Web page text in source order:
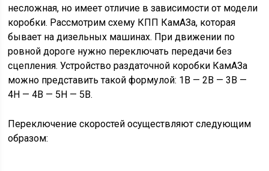
несложная, но имеет отличие в зависимости от модели
коробки. Рассмотрим схему КПП КамАЗа, которая
бывает на дизельных машинах. При движении по
ровной дороге нужно переключать передачи без
сцепления. Устройство раздаточной коробки КамАЗа
можно представить такой формулой: 1B — 2B — 3B —
4H — 4B — 5H — 5B.
Переключение скоростей осуществляют следующим
образом: